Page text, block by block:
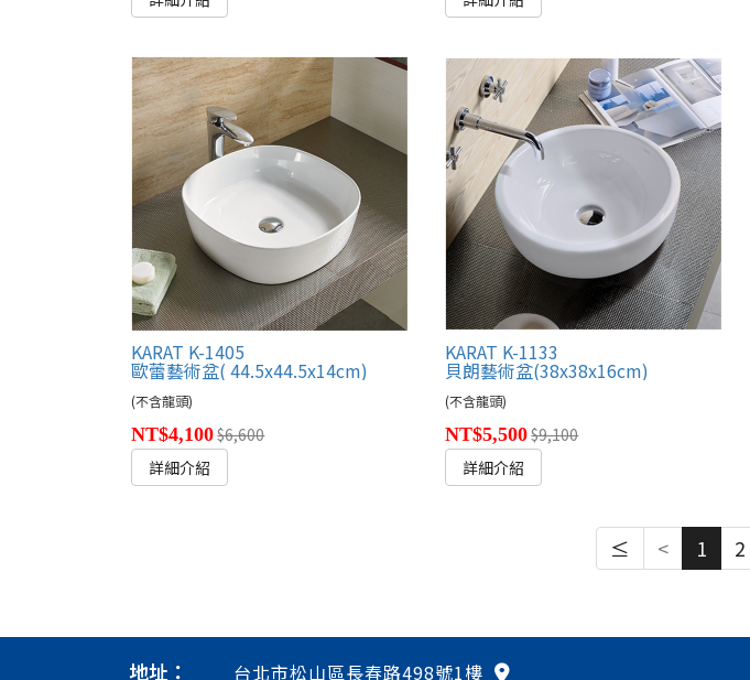
KARAT K-1405
歐蕾藝術盆( 44.5x44.5x14cm)
(不含龍頭)
NT$4,100$6,600
詳細介紹
KARAT K-1133
貝朗藝術盆(38x38x16cm)
(不含龍頭)
NT$5,500$9,100
詳細介紹
≤ < 1 2
地址： 台北市松山區長春路498號1樓